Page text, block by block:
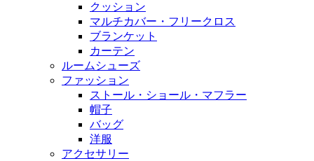
クッション
マルチカバー・フリークロス
ブランケット
カーテン
ルームシューズ
ファッション
ストール・ショール・マフラー
帽子
バッグ
洋服
アクセサリー